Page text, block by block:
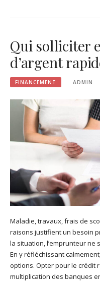
Qui solliciter
d’argent
FINANCEMENT ADMIN
Maladie, travaux, frais de
raisons justifient un besoin
la situation, l’emprunteur
En y réfléchissant
options. Opter pour le crédit
multiplication des banques